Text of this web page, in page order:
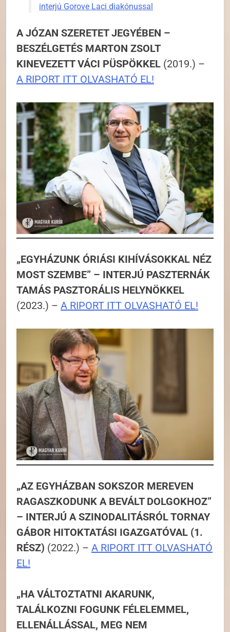
interjú Gorove Laci diakónussal
A JÓZAN SZERETET JEGYÉBEN –
BESZÉLGETÉS MARTON ZSOLT
KINEVEZETT VÁCI PÜSPÖKKEL (2019.) –
A RIPORT ITT OLVASHATÓ EL!
„EGYHÁZUNK ÓRIÁSI KIHÍVÁSOKKAL NÉZ
MOST SZEMBE” – INTERJÚ PASZTERNÁK
TAMÁS PASZTORÁLIS HELYNÖKKEL
(2023.) – A RIPORT ITT OLVASHATÓ EL!
„AZ EGYHÁZBAN SOKSZOR MEREVEN
RAGASZKODUNK A BEVÁLT DOLGOKHOZ”
– INTERJÚ A SZINODALITÁSRÓL TORNAY
GÁBOR HITOKTATÁSI IGAZGATÓVAL (1.
RÉSZ) (2022.) – A RIPORT ITT OLVASHATÓ
EL!
„HA VÁLTOZTATNI AKARUNK,
TALÁLKOZNI FOGUNK FÉLELEMMEL,
ELLENÁLLÁSSAL, MEG NEM